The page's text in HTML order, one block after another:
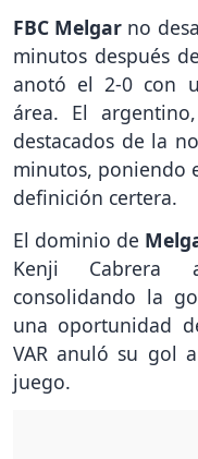
FBC Melgar no
minutos después
anotó el 2-0 con
área. El
destacados de la
minutos, poniendo
definición certera.
El dominio de
Kenji Cabrera
consolidando la
una oportunidad
VAR anuló su gol
juego.